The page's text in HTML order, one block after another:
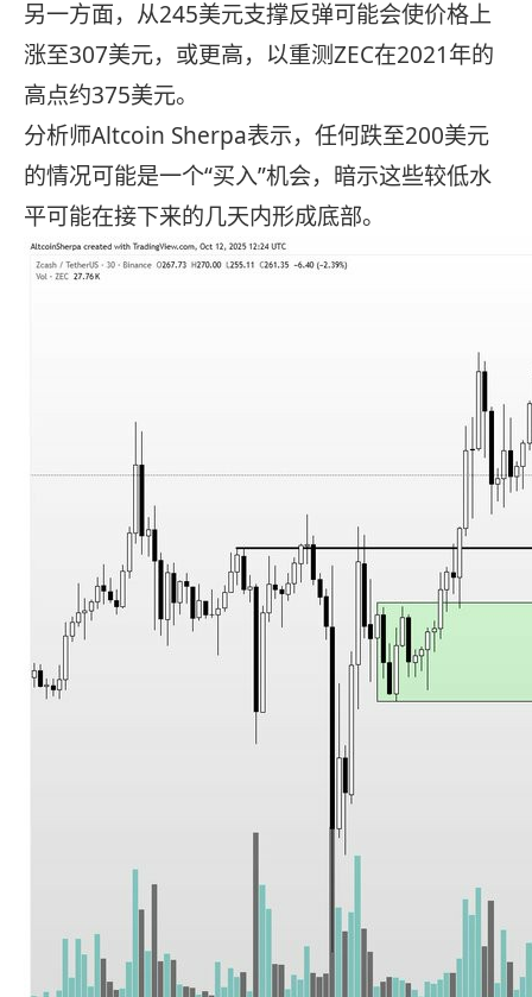
另一方面，从245美元支撑反弹可能会使价格上
涨至307美元，或更高，以重测ZEC在2021年的
高点约375美元。
分析师Altcoin Sherpa表示，任何跌至200美元
的情况可能是一个“买入”机会，暗示这些较低水
平可能在接下来的几天内形成底部。